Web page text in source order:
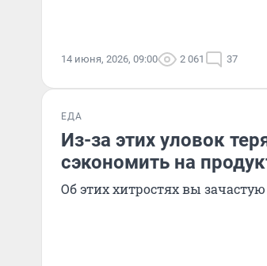
14 июня, 2026, 09:00 2 061 37
ЕДА
Из-за этих уловок
сэкономить на
Об этих хитростях вы зачастую